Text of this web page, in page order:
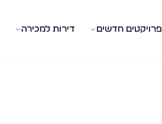
פרויקטים חדשים דירות למכירה